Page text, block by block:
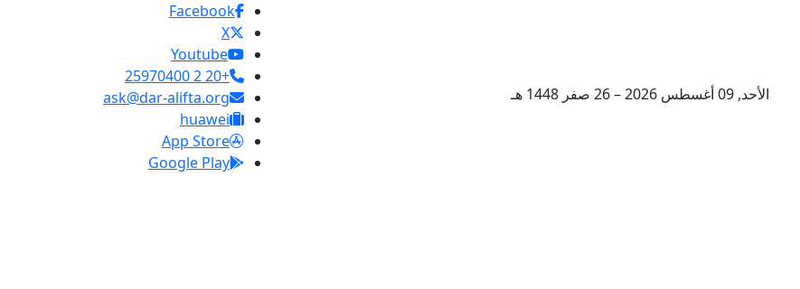
الأحد, 09 أغسطس 2026 – 26 صفر 1448 هـ
Facebook
X
Youtube
+20 2 25970400
ask@dar-alifta.org
huawei
App Store
Google Play